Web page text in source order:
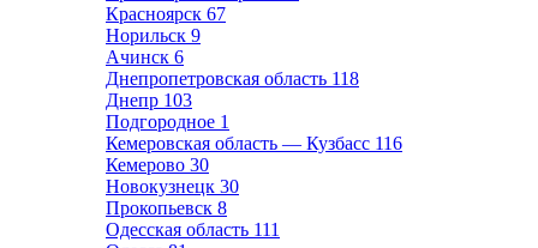
Красноярск 67
Норильск 9
Ачинск 6
Днепропетровская область 118
Днепр 103
Подгородное 1
Кемеровская область — Кузбасс 116
Кемерово 30
Новокузнецк 30
Прокопьевск 8
Одесская область 111